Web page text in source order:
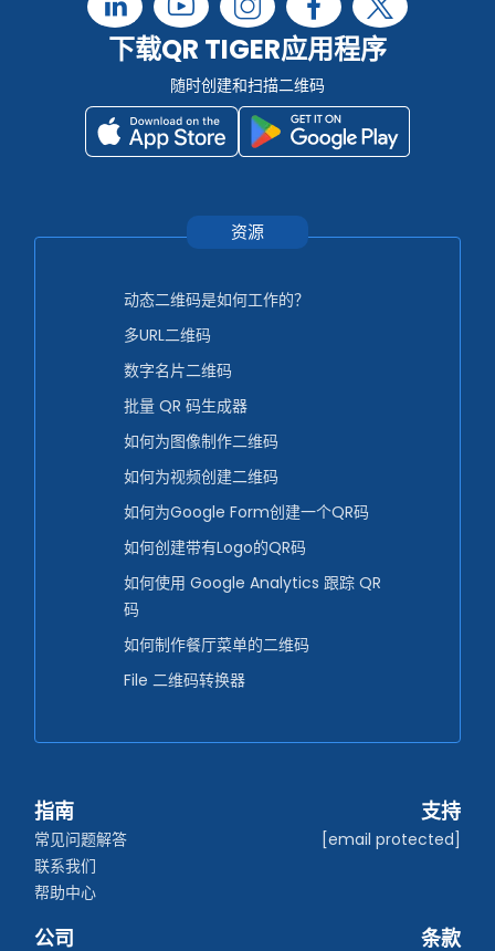
下载QR TIGER应用程序
随时创建和扫描二维码
资源
动态二维码是如何工作的？
多URL二维码
数字名片二维码
批量 QR 码生成器
如何为图像制作二维码
如何为视频创建二维码
如何为Google Form创建一个QR码
如何创建带有Logo的QR码
如何使用 Google Analytics 跟踪 QR
码
如何制作餐厅菜单的二维码
File 二维码转换器
指南
常见问题解答
联系我们
帮助中心
支持
[email protected]
公司 条款